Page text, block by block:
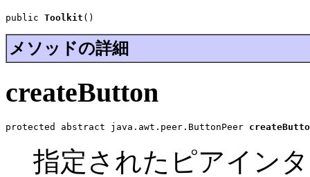
public Toolkit ()
メソッドの詳細
createButton
protected abstract java.awt.peer.ButtonPeer
指定されたピアイン